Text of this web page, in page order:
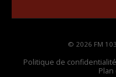
© 2026 FM
Politique de confidentialité
Plan